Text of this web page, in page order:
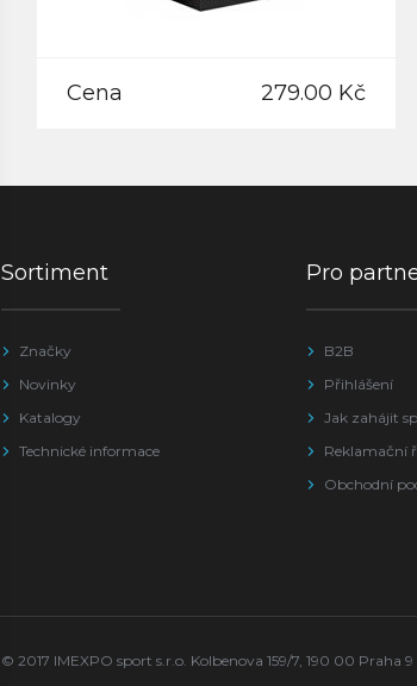
Cena 279.00 Kč
Sortiment
Značky
Novinky
Katalogy
Technické informace
Pro
B2B
Přihlášení
Jak zahájit
Reklamační
Obchodní
© 2017 IMEXPO sport s.r.o. Kolbenova 159/7, 190 00 Praha